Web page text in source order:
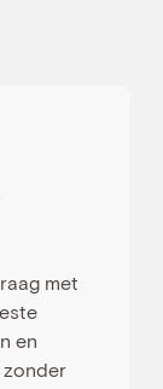
met
en
zonder